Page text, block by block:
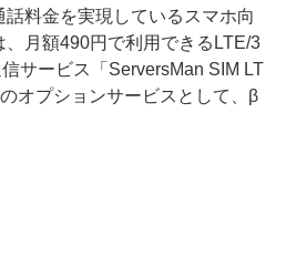
料金を実現しているスマホ向
月額490円で利用できるLTE/3
サービス「ServersMan SIM LT
オプションサービスとして、β